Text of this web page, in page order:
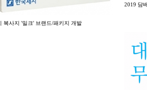
복사지 '밀크' 브랜드/패키지 개발
2019 담